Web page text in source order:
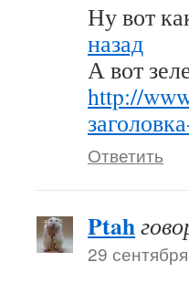
Ну вот
назад
А вот
http://
Ответить
Ptah
29